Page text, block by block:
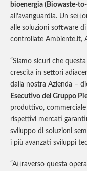
bioenergia (Biowaste-
all’avanguardia. Un
alle soluzioni software di
controllate Ambiente.it,
“Siamo sicuri che
crescita in settori
dalla nostra Azienda –
Esecutivo del Gruppo
produttivo,
rispettivi mercati
sviluppo di soluzioni
i più avanzati sviluppi
“Attraverso questa